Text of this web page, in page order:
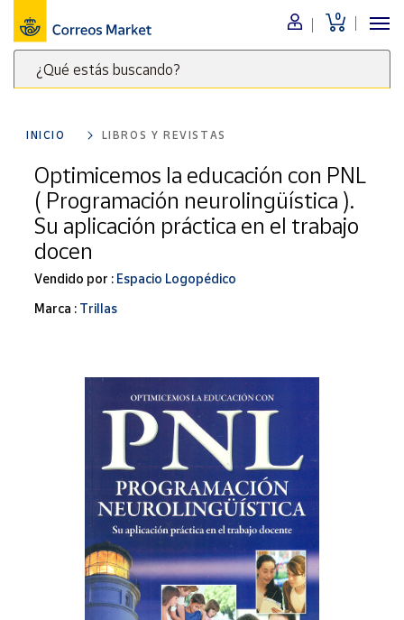
0
¿Qué estás buscando?
clave
para
buscar
productos
Correos
Market
Menú
Nuestro
catálogo
Alimentación
Bebidas
Ocio y cultura
Juguetes y
juegos
Libros y
INICIO LIBROS Y REVISTAS
Optimicemos la educación con PNL
( Programación neurolingüística ).
Su aplicación práctica en el trabajo
docen
Vendido por : Espacio Logopédico
Marca : Trillas